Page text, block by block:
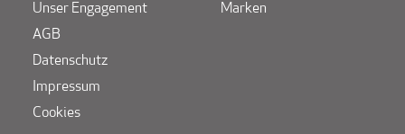
Unser Engagement
AGB
Datenschutz
Impressum
Cookies
Marken